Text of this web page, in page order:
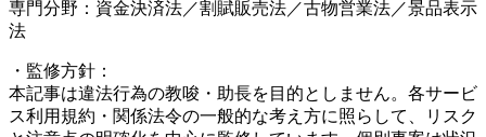
専門分野：資金決済法／割賦販売法／古物営業法／景品表示
法
・監修方針：
本記事は違法行為の教唆・助長を目的としません。各サービ
ス利用規約・関係法令の一般的な考え方に照らして、リスク